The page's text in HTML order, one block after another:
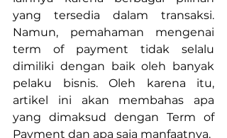
yang tersedia dalam transaksi.
Namun, pemahaman mengenai
term of payment tidak selalu
dimiliki dengan baik oleh banyak
pelaku bisnis. Oleh karena itu,
artikel ini akan membahas apa
yang dimaksud dengan Term of
Payment dan apa saja manfaatnya.